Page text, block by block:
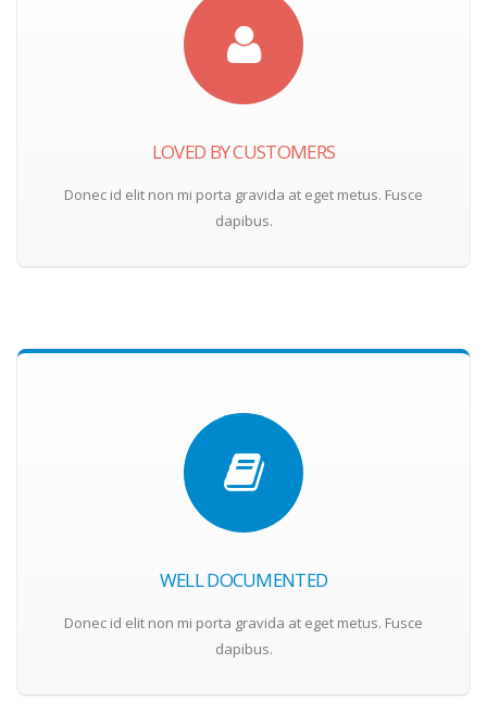
LOVED BY CUSTOMERS
Donec id elit non mi porta gravida at eget metus. Fusce
dapibus.
WELL DOCUMENTED
Donec id elit non mi porta gravida at eget metus. Fusce
dapibus.